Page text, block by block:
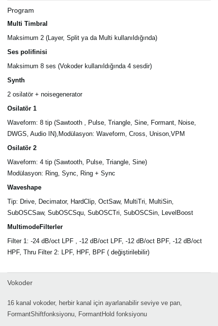
Program
Multi Timbral
Maksimum 2 (Layer, Split ya da Multi kullanıldığında)
Ses polifinisi
Maksimum 8 ses (Vokoder kullanıldığında 4 sesdir)
Synth
2 osilatör + noisegenerator
Osilatör 1
Waveform: 8 tip (Sawtooth , Pulse, Triangle, Sine, Formant, Noise,
DWGS, Audio IN),Modülasyon: Waveform, Cross, Unison,VPM
Osilatör 2
Waveform: 4 tip (Sawtooth, Pulse, Triangle, Sine)
Modülasyon: Ring, Sync, Ring + Sync
Waveshape
Tip: Drive, Decimator, HardClip, OctSaw, MultiTri, MultiSin,
SubOSCSaw, SubOSCSqu, SubOSCTri, SubOSCSin, LevelBoost
MultimodeFilterler
Filter 1: -24 dB/oct LPF , -12 dB/oct LPF, -12 dB/oct BPF, -12 dB/oct
HPF, Thru Filter 2: LPF, HPF, BPF ( değiştirilebilir)
Vokoder
16 kanal vokoder, herbir kanal için ayarlanabilir seviye ve pan,
FormantShiftfonksiyonu, FormantHold fonksiyonu